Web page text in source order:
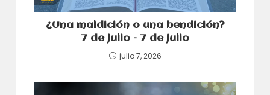
¿Una maldición o una bendición?
7 de julio – 7 de julio
julio 7, 2026